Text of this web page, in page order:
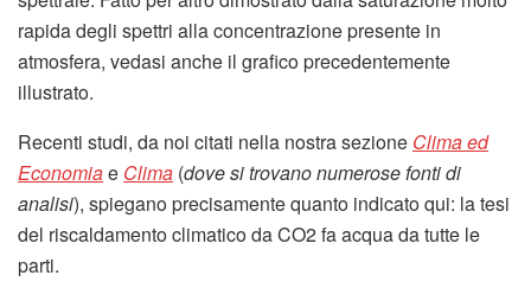
rapida degli spettri alla concentrazione presente in
atmosfera, vedasi anche il grafico precedentemente
illustrato.
Recenti studi, da noi citati nella nostra sezione Clima ed
Economiae Clima (dove si trovano numerose fonti di
analisi), spiegano precisamente quanto indicato qui: la tesi
del riscaldamento climatico da CO2 fa acqua da tutte le
parti.